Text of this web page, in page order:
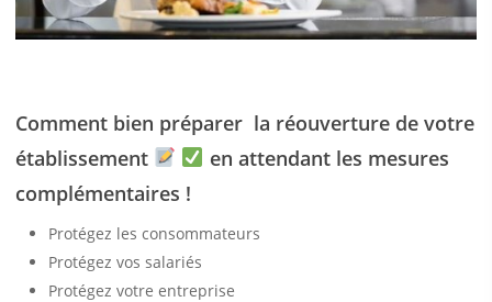
Comment bien préparer la réouverture de votre
établissement
en attendant les mesures
complémentaires !
Protégez les consommateurs
Protégez vos salariés
Protégez votre entreprise